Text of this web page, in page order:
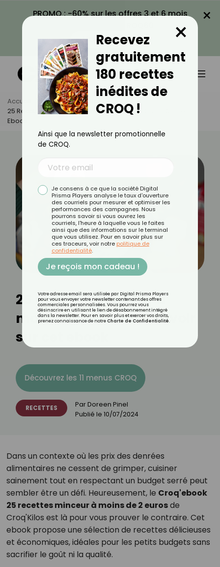
PROMO : -60% sur les offres 3 et 6 mois
VOIR LA PROMO
×
Accueil Actus
Recettes
25 Recettes Minceur À Moins 2 Euros : Tout Savoir Sur Cet
Ebook
25 recettes minceur à
moins 2 euros : tout savoir
sur cet ebook
Découvrez les 11 menus CROQ
RECETTES ParDoreen Pinel
Publié le 10/07/2024
Dans un contexte où les prix des denrées
alimentaires ne cessent de grimper, cuisiner
sainement tout en respectant un budget serré peut
sembler être un défi. Heureusement, le Croq'ebook
25 recettes minceur à moins de 2 eurosde
Croq'Kilos est là pour vous prouver le contraire. Cet
ebook propose une sélection de recettes délicieuses
et économiques, idéales pour les petits budgets sans
sacrifier le goût ni la qualité.
Recevez
gratuitement
180 recettes
inédites de
CROQ !
×
Ainsi que la newsletter promotionnelle
de CROQ.
Je consens à ce que la société Digital
Prisma Players analyse le taux d'ouverture
des courriels pour mesurer et optimiser les
performances des campagnes. Nous
pourrons savoir si vous ouvrez les
courriels, l'heure à laquelle vous le faites
ainsi que des informations sur le terminal
que vous utilisez. Pour en savoir plus sur
ces traceurs, voir notre politique de
confidentialité.
Je reçois mon cadeau !
Votre adresse email sera utilisée par Digital Prisma Players
pour vous envoyer votre newsletter contenant des offres
commerciales personnalisées. Vous pourrez vous
désinscrire en utilisant le lien de désabonnement intégré
dans la newsletter. Pour en savoir plus et exercer vos droits,
prenez connaissance de notre Charte de Confidentialité.